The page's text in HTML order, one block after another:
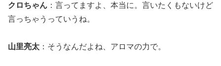
クロちゃん ：言ってますよ、本当に。言いたくもないけど
言っちゃうっていうね。
山里亮太 ：そうなんだよね、アロマの力で。